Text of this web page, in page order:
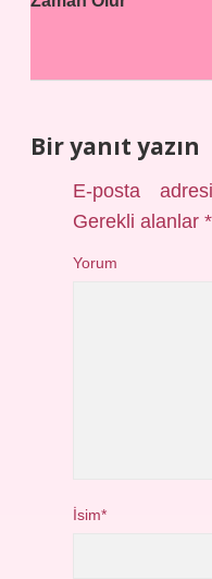
Bir yanıt yazın
E-posta
Gerekli alanlar*
Yorum
İsim*